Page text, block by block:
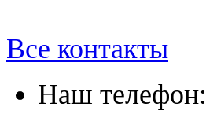
Все контакты
Наш телефон: